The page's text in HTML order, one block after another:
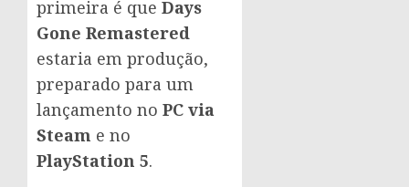
primeira é que Days
Gone Remastered
estaria em produção,
preparado para um
lançamento no PC via
Steam e no
PlayStation 5.